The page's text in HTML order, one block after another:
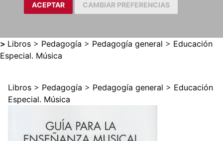
ACEPTAR CAMBIAR PREFERENCIAS
> Libros > Pedagogía > Pedagogía general > Educación
Especial. Música
Libros > Pedagogía > Pedagogía general > Educación
Especial. Música